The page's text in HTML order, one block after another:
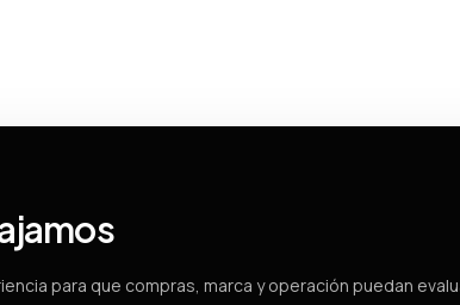
para que compras, marca y operación puedan